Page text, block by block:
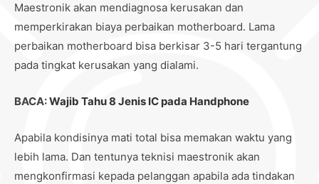
Maestronik akan mendiagnosa kerusakan dan
memperkirakan biaya perbaikan motherboard. Lama
perbaikan motherboard bisa berkisar 3-5 hari tergantung
pada tingkat kerusakan yang dialami.
BACA:Wajib Tahu 8 Jenis IC pada Handphone
Apabila kondisinya mati total bisa memakan waktu yang
lebih lama. Dan tentunya teknisi maestronik akan
mengkonfirmasi kepada pelanggan apabila ada tindakan